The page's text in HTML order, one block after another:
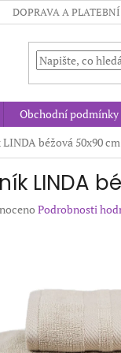
DOPRAVA A
Obchodní podmínky
béžová 50x90 cm
LINDA
Podrobnosti